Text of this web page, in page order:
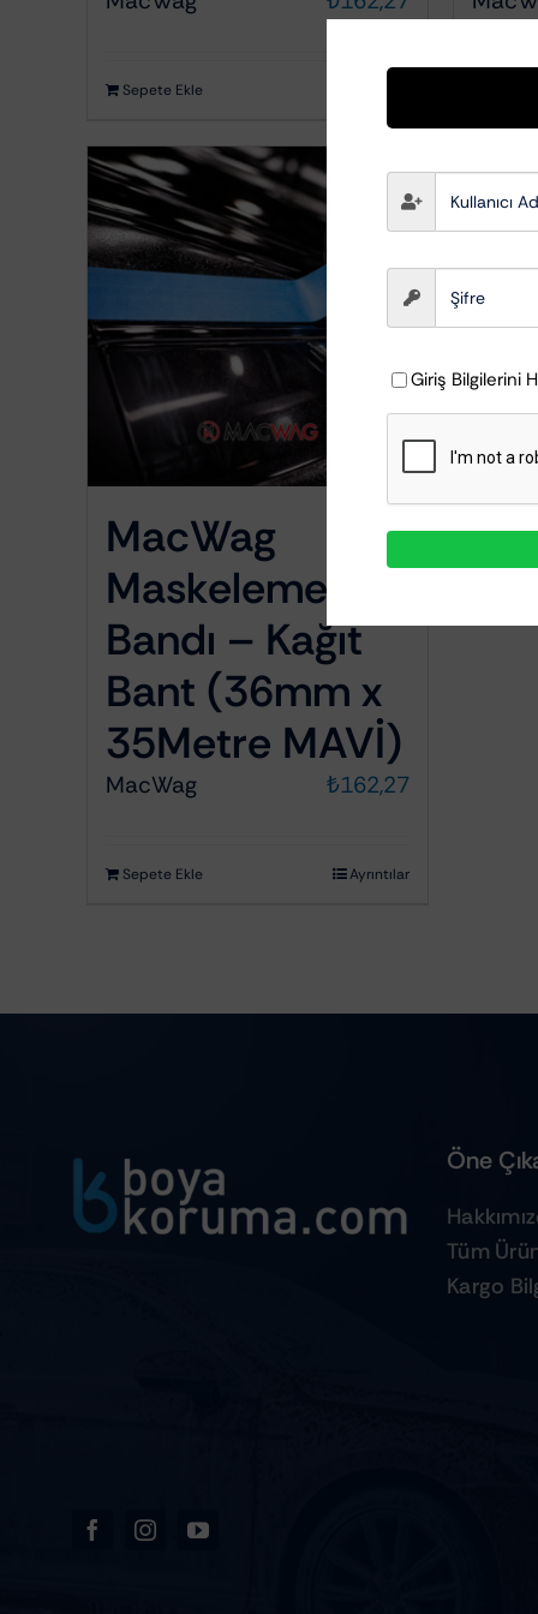
Kumaş Döşeme Temizleyiciler
Sepete Ekle
MacWag
Maskeleme
Bandı – Kağıt
Bant (36mm x
35Metre MAVİ)
MacWag ₺162,27
Sepete Ekle Ayrıntılar
Öne
Tüm
Kargo
Giriş Bilgilerini